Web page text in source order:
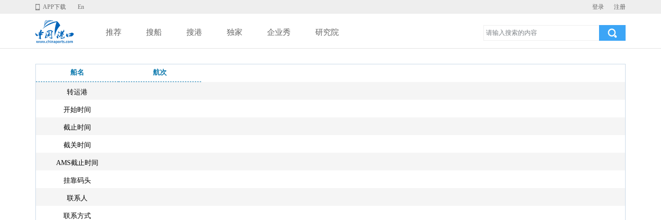
登录 注册
APP下载 En
推荐 搜船 搜港 独家 企业秀 研究院
船名 航次
转运港
开始时间
截止时间
截关时间
AMS截止时间
挂靠码头
联系人
联系方式